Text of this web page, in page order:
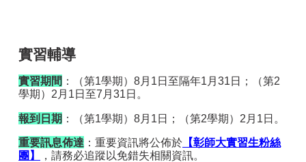
實習輔導
實習期間 ：（第1學期）8月1日至隔年1月31日；（第2
學期）2月1日至7月31日。
報到日期 ：（第1學期）8月1日；（第2學期）2月1日。
重要訊息佈達 ：重要資訊將公佈於 【彰師大實習生粉絲
團】
，請務必追蹤以免錯失相關資訊。